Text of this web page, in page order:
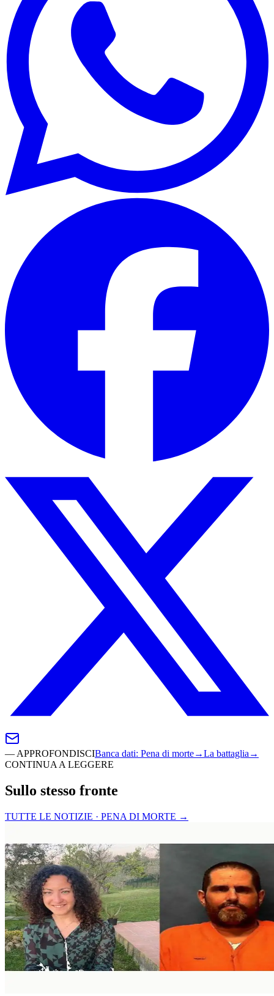
— APPROFONDISCIBanca dati: Pena di morte→La battaglia →
CONTINUA A LEGGERE
Sullo stesso fronte
TUTTE LE NOTIZIE · PENA DI MORTE →